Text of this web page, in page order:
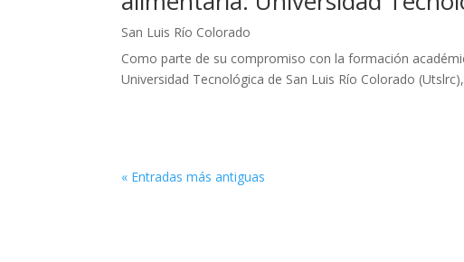
San Luis Río Colorado
Como parte de su compromiso con la formación
Universidad Tecnológica de San Luis Río Colorado
« Entradas más antiguas